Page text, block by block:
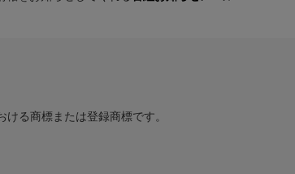
る商標または登録商標です。